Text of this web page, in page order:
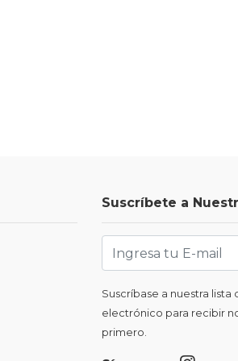
Suscríbete a
Suscríbase a nuestra lista
electrónico para recibir
primero.